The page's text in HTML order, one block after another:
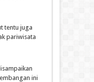
tentu juga
pariwisata
ini